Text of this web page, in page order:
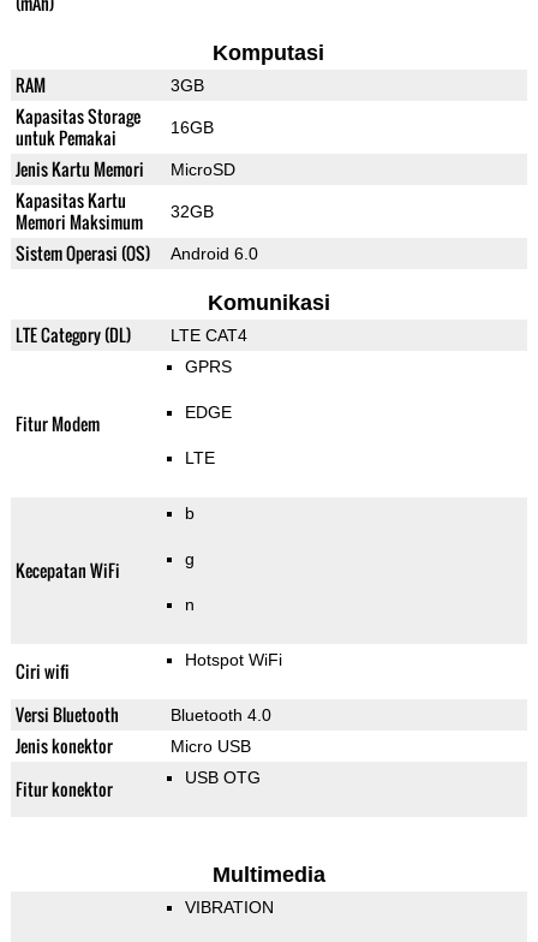
Komputasi
RAM 3GB
Kapasitas Storage
untuk Pemakai
16GB
Jenis Kartu Memori MicroSD
Kapasitas Kartu
Memori Maksimum
32GB
Sistem Operasi (OS) Android 6.0
Komunikasi
LTE Category (DL) LTE CAT4
Fitur Modem
GPRS
EDGE
LTE
Kecepatan WiFi
b
g
n
Ciri wifi Hotspot WiFi
Versi Bluetooth Bluetooth 4.0
Jenis konektor Micro USB
Fitur konektor USB OTG
Multimedia
VIBRATION